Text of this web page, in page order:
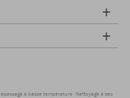
à basse température Nettoyage à sec